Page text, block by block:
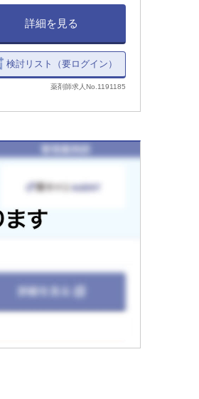
詳細を見る
検討リスト（要ログイン）
薬剤師求人No.1191185